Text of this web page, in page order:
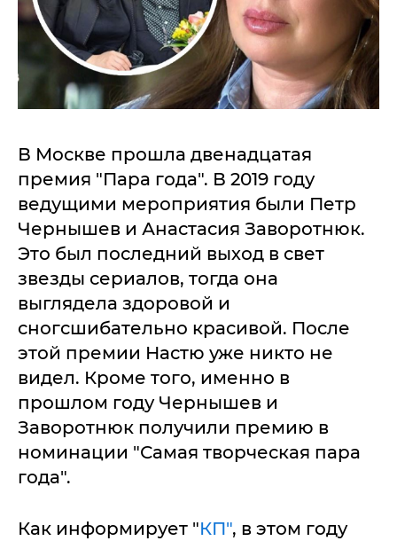
В Москве прошла двенадцатая
премия "Пара года". В 2019 году
ведущими мероприятия были Петр
Чернышев и Анастасия Заворотнюк.
Это был последний выход в свет
звезды сериалов, тогда она
выглядела здоровой и
сногсшибательно красивой. После
этой премии Настю уже никто не
видел. Кроме того, именно в
прошлом году Чернышев и
Заворотнюк получили премию в
номинации "Самая творческая пара
года".
Как информирует "КП", в этом году